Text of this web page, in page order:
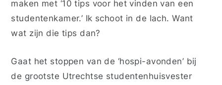
maken met ‘10 tips voor het vinden van een
studentenkamer.’ Ik schoot in de lach. Want
wat zijn die tips dan?
Gaat het stoppen van de ‘hospi-avonden’ bij
de grootste Utrechtse studentenhuisvester